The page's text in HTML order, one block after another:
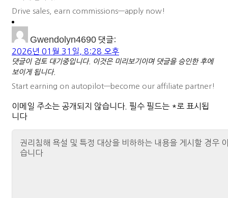
Drive sales, earn commissions—apply now!
Gwendolyn4690 댓글:
2026년 01월 31일, 8:28 오후
댓글이 검토 대기중입니다. 이것은 미리보기이며 댓글을 승인한 후에
보이게 됩니다.
Start earning on autopilot—become our affiliate partner!
이메일 주소는 공개되지 않습니다. 필수 필드는 *로 표시됩
니다